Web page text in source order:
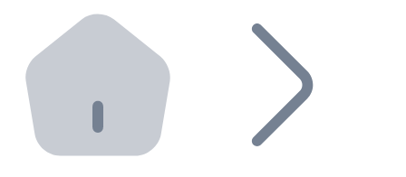
Distributeurs automatiques Bitnovo
Intégrez un ATM Bitnovo dans votre entreprise et
API Bitnovo
Intégrez notre API dans votre écosystème.